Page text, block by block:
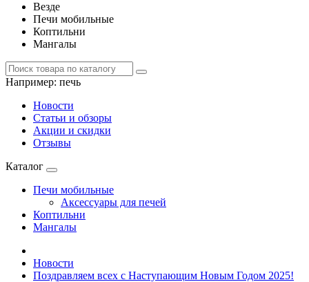
Везде
Печи мобильные
Коптильни
Мангалы
Например: печь
Новости
Статьи и обзоры
Акции и скидки
Отзывы
Каталог
Печи мобильные
Аксессуары для печей
Коптильни
Мангалы
Новости
Поздравляем всех с Наступающим Новым Годом 2025!